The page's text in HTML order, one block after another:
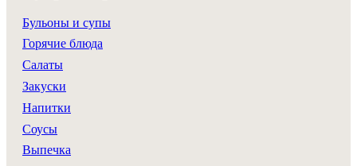
Бульоны и супы
Горячие блюда
Салаты
Закуски
Напитки
Соусы
Выпечка